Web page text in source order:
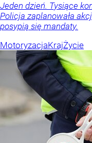
Jeden dzień. Tysiące
Policja zaplanowała
posypią się mandaty.
MotoryzacjaKrajŻycie